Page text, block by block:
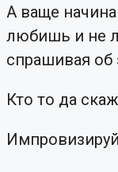
А ваще
любишь и не
спрашивая об
Кто то да